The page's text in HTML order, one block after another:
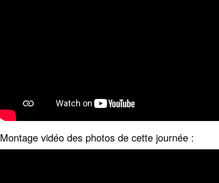
Montage vidéo des photos de cette journée :